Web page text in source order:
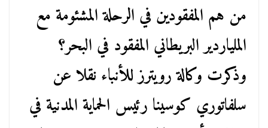
من هم المفقودين في الرحلة المشئومة مع
الملياردير البريطاني المفقود في البحر؟
وذكرت وكالة رويترز للأنباء نقلا عن
سلفاتوري كوسينا رئيس الحماية المدنية في